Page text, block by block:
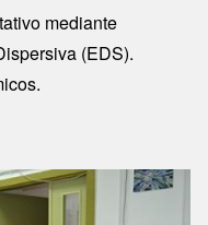
mediante
(EDS).